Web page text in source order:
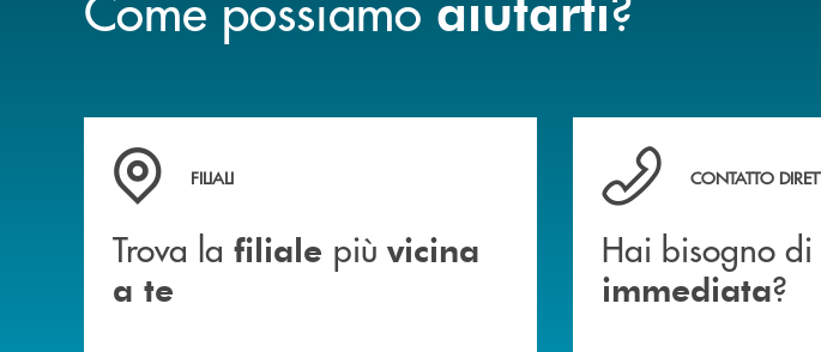
Trova la filiale più vicina a te
FILIALI
Trova la filiale più vicina
a te
Hai bisogno di
CONTATTO
Hai bisogno di
immediata?